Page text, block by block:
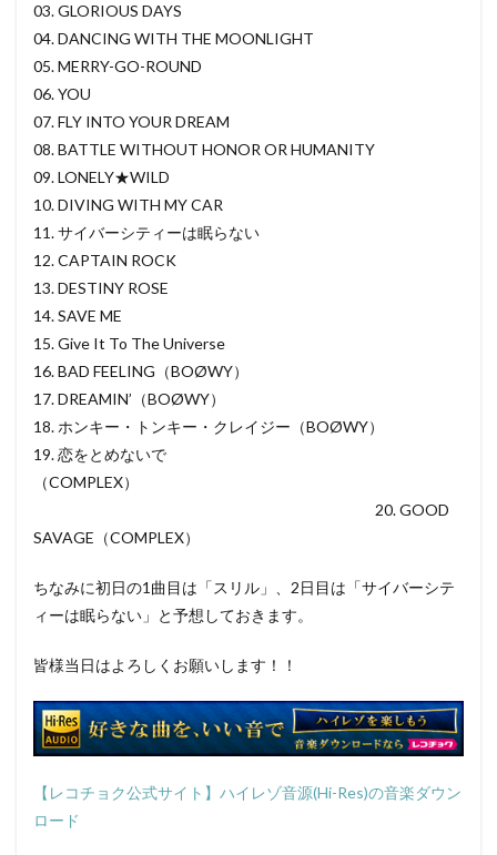
03. GLORIOUS DAYS
04. DANCING WITH THE MOONLIGHT
05. MERRY-GO-ROUND
06. YOU
07. FLY INTO YOUR DREAM
08. BATTLE WITHOUT HONOR OR HUMANITY
09. LONELY★WILD
10. DIVING WITH MY CAR
11. サイバーシティーは眠らない
12. CAPTAIN ROCK
13. DESTINY ROSE
14. SAVE ME
15. Give It To The Universe
16. BAD FEELING（BOØWY）
17. DREAMIN’（BOØWY）
18. ホンキー・トンキー・クレイジー（BOØWY）
19. 恋をとめないで
（COMPLEX）
20. GOOD
SAVAGE（COMPLEX）
ちなみに初日の1曲目は「スリル」、2日目は「サイバーシテ
ィーは眠らない」と予想しておきます。
皆様当日はよろしくお願いします！！
【レコチョク公式サイト】ハイレゾ音源(Hi-Res)の音楽ダウン
ロード